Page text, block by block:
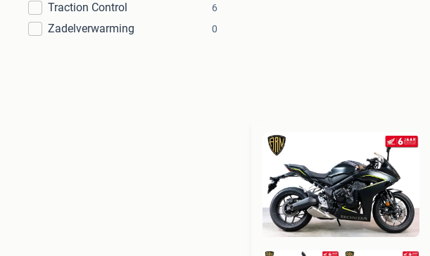
Traction Control 6
Zadelverwarming 0